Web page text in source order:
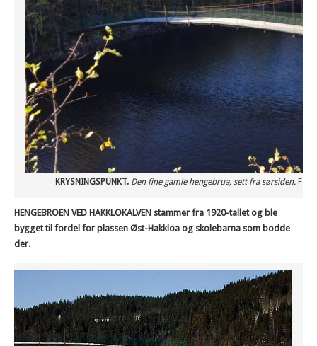
KRYSNINGSPUNKT. Den fine gamle hengebrua, sett fra sørsiden. Foto:
HENGEBROEN VED HAKKLOKALVEN stammer fra 1920-tallet og ble
bygget til fordel for plassen Øst-Hakkloa og skolebarna som bodde
der.